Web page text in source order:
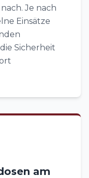
Je nach
Einsätze
Sicherheit
am